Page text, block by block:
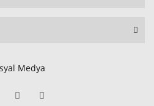
Medya